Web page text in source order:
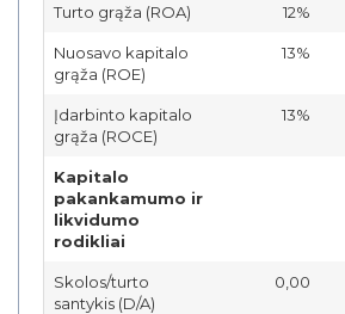
Turto grąža (ROA) 12%
Nuosavo kapitalo
grąža (ROE)
13%
Įdarbinto kapitalo
grąža (ROCE)
13%
Kapitalo
pakankamumo ir
likvidumo
rodikliai
Skolos/turto
santykis (D/A)
0,00